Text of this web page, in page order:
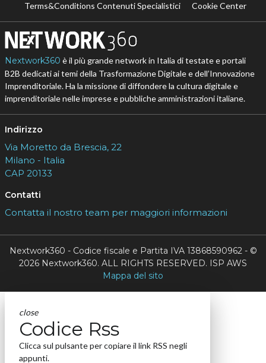
Terms&Conditions Contenuti Specialistici
Cookie Center
Nextwork360 è il più grande network in Italia di testate e portali
B2B dedicati ai temi della Trasformazione Digitale e dell’Innovazione
Imprenditoriale. Ha la missione di diffondere la cultura digitale e
imprenditoriale nelle imprese e pubbliche amministrazioni italiane.
Indirizzo
Via Moretto da Brescia, 22
Milano - Italia
CAP 20133
Contatti
Contatta il nostro team per maggiori informazioni
Nextwork360 - Codice fiscale e Partita IVA 13868590962 - ©
2026 Nextwork360. ALL RIGHTS RESERVED. ISP AWS
Mappa del sito
close
Codice Rss
Clicca sul pulsante per copiare il link RSS negli
appunti.